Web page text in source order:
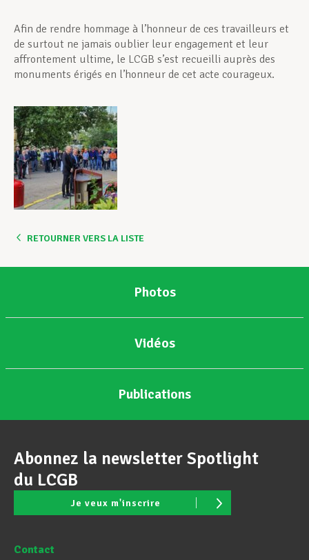
Afin de rendre hommage à l’honneur de ces travailleurs et
de surtout ne jamais oublier leur engagement et leur
affrontement ultime, le LCGB s’est recueilli auprès des
monuments érigés en l’honneur de cet acte courageux.
RETOURNER VERS LA LISTE
Photos
Vidéos
Publications
Abonnez la newsletter Spotlight
du LCGB
Je veux m'inscrire
Contact